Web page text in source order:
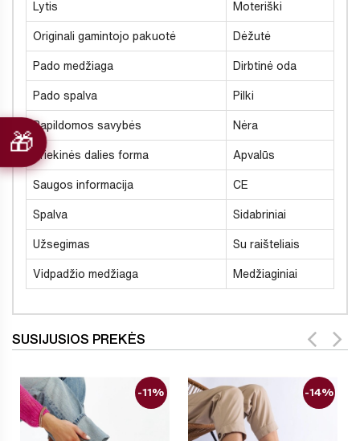
Lytis Moteriški
Originali gamintojo pakuotė Dėžutė
Pado medžiaga Dirbtinė oda
Pado spalva Pilki
Papildomos savybės Nėra
Priekinės dalies forma Apvalūs
Saugos informacija CE
Spalva Sidabriniai
Užsegimas Su raišteliais
Vidpadžio medžiaga Medžiaginiai
SUSIJUSIOS PREKĖS
-11% -14%